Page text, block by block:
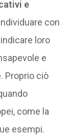
e
con
loro
e
Proprio ciò
come la
esempi.